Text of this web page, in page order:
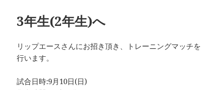
3年生(2年生)へ
リップエースさんにお招き頂き、トレーニングマッチを
行います。
試合日時:9月10日(日)